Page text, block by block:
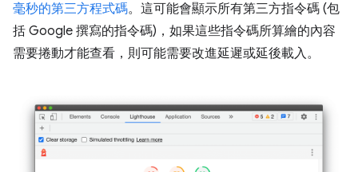
毫秒的第三方程式碼。這可能會顯示所有第三方指令碼 (包
括 Google 撰寫的指令碼)，如果這些指令碼所算繪的內容
需要捲動才能查看，則可能需要改進延遲或延後載入。